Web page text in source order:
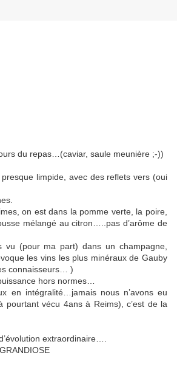
du repas…(caviar, saule meunière ;-))
limpide, avec des reflets vers (oui
on est dans la pomme verte, la poire,
mélangé au citron…..pas d’arôme de
vu (pour ma part) dans un champagne,
les vins les plus minéraux de Gauby
connaisseurs… )
hors normes…
en intégralité…jamais nous n’avons eu
pourtant vécu 4ans à Reims), c’est de la
extraordinaire….